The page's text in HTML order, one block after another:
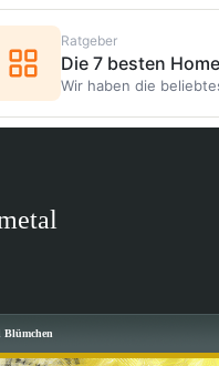
Blümchen
Ratgeber
Die 7 besten
Wir haben die